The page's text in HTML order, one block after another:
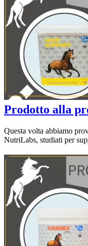
Prodotto alla
Questa volta abbiamo
NutriLabs, studiati per